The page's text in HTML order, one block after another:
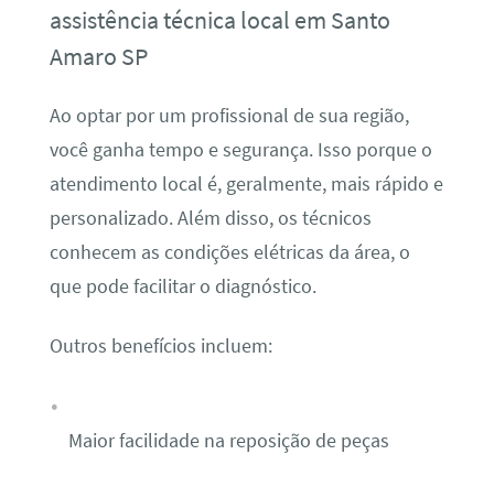
assistência técnica local em Santo
Amaro SP
Ao optar por um profissional de sua região,
você ganha tempo e segurança. Isso porque o
atendimento local é, geralmente, mais rápido e
personalizado. Além disso, os técnicos
conhecem as condições elétricas da área, o
que pode facilitar o diagnóstico.
Outros benefícios incluem:
Maior facilidade na reposição de peças